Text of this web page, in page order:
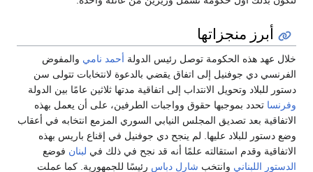
أبرز منجزاتها
عهد هذه الحكومة توصل رئيس الدولة أحمد ناميوالمفوض
دي جوفنيل إلى اتفاق يقضي بالدعوة لانتخابات تتولى سن
للبلاد وتحويل الانتداب إلى اتفاقية مدتها ثلاثين عامًا بين الدولة
تحدد بموجبها حقوق وواجبات الطرفين، على أن يعمل بهذه
بعد تصديق المجلس النيابي السوري المزمع انتخابه في أعقاب
دستور للبلاد عليها. لم ينجح دي جوفنيل في إقناع باريس بهذه
وقدم استقالته علمًا أنه قد نجح في ذلك فيلبنانفوضع
اللبناني وانتخبشارل دباس رئيسًا للجمهورية. كما عملت